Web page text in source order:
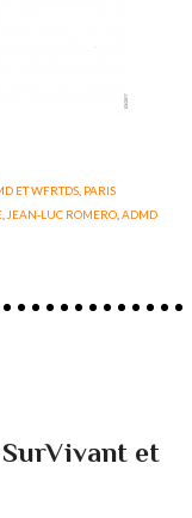
ET WFRTDS, PARIS
JEAN-LUC ROMERO ,ADMD
et